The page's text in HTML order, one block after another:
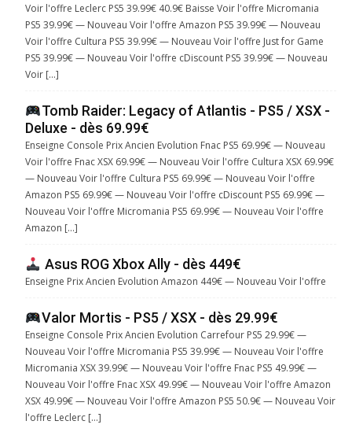
Voir l'offre Leclerc PS5 39.99€ 40.9€ Baisse Voir l'offre Micromania
PS5 39.99€ — Nouveau Voir l'offre Amazon PS5 39.99€ — Nouveau
Voir l'offre Cultura PS5 39.99€ — Nouveau Voir l'offre Just for Game
PS5 39.99€ — Nouveau Voir l'offre cDiscount PS5 39.99€ — Nouveau
Voir […]
Tomb Raider: Legacy of Atlantis - PS5 / XSX -
Deluxe - dès 69.99€
Enseigne Console Prix Ancien Evolution Fnac PS5 69.99€ — Nouveau
Voir l'offre Fnac XSX 69.99€ — Nouveau Voir l'offre Cultura XSX 69.99€
— Nouveau Voir l'offre Cultura PS5 69.99€ — Nouveau Voir l'offre
Amazon PS5 69.99€ — Nouveau Voir l'offre cDiscount PS5 69.99€ —
Nouveau Voir l'offre Micromania PS5 69.99€ — Nouveau Voir l'offre
Amazon […]
Asus ROG Xbox Ally - dès 449€
Enseigne Prix Ancien Evolution Amazon 449€ — Nouveau Voir l'offre
Valor Mortis - PS5 / XSX - dès 29.99€
Enseigne Console Prix Ancien Evolution Carrefour PS5 29.99€ —
Nouveau Voir l'offre Micromania PS5 39.99€ — Nouveau Voir l'offre
Micromania XSX 39.99€ — Nouveau Voir l'offre Fnac PS5 49.99€ —
Nouveau Voir l'offre Fnac XSX 49.99€ — Nouveau Voir l'offre Amazon
XSX 49.99€ — Nouveau Voir l'offre Amazon PS5 50.9€ — Nouveau Voir
l'offre Leclerc […]